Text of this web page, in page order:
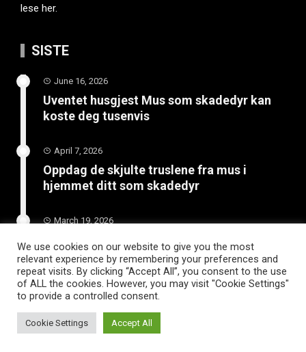
lese her.
SISTE
June 16, 2026
Uventet husgjest Mus som skadedyr kan
koste deg tusenvis
April 7, 2026
Oppdag de skjulte truslene fra mus i
hjemmet ditt som skadedyr
March 19, 2026
Slik vedlikeholder du tilhengeren for
langvarig bruk
WordPress Theme |Viral
We use cookies on our website to give you the most
relevant experience by remembering your preferences and
repeat visits. By clicking “Accept All”, you consent to the use
of ALL the cookies. However, you may visit "Cookie Settings"
to provide a controlled consent.
Cookie Settings Accept All